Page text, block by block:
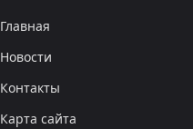
Главная
Новости
Контакты
Карта сайта